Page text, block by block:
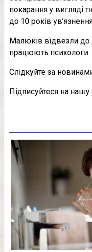
покарання у вигляді
до 10 років
Малюків відвезли до
працюють психологи.
Слідкуйте за
Підписуйтеся на нашу